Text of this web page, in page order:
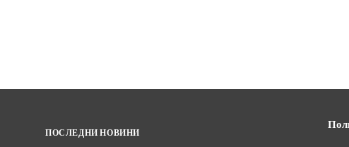
ПОСЛЕДНИ НОВИНИ